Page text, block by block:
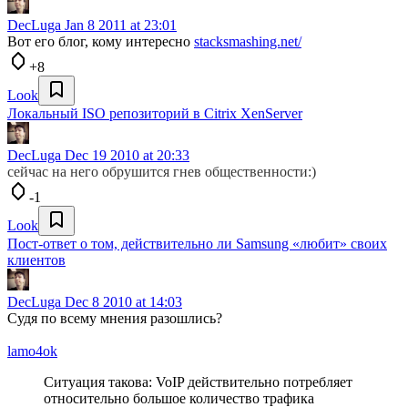
DecLuga Jan 8 2011 at 23:01
Вот его блог, кому интересно stacksmashing.net/
+8
Look
Локальный ISO репозиторий в Citrix XenServer
DecLuga Dec 19 2010 at 20:33
сейчас на него обрушится гнев общественности:)
-1
Look
Пост-ответ о том, действительно ли Samsung «любит» своих
клиентов
DecLuga Dec 8 2010 at 14:03
Судя по всему мнения разошлись?
lamo4ok
Ситуация такова: VoIP действительно потребляет
относительно большое количество трафика